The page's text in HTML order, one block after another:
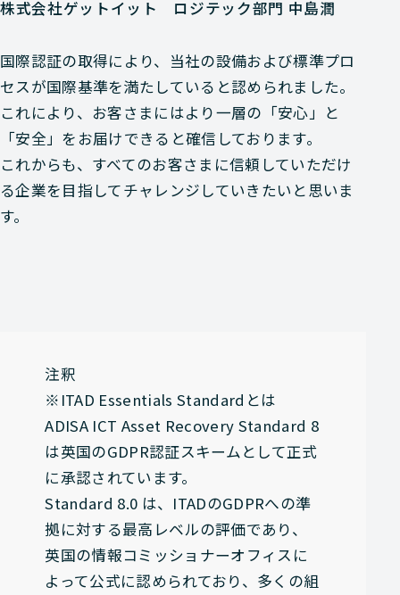
株式会社ゲットイット ロジテック部門 中島潤
国際認証の取得により、当社の設備および標準プロ
セスが国際基準を満たしていると認められました。
これにより、お客さまにはより一層の「安心」と
「安全」をお届けできると確信しております。
これからも、すべてのお客さまに信頼していただけ
る企業を目指してチャレンジしていきたいと思いま
す。
注釈
※ITAD Essentials Standardとは
ADISA ICT Asset Recovery Standard 8
は英国のGDPR認証スキームとして正式
に承認されています。
Standard 8.0 は、ITADのGDPRへの準
拠に対する最高レベルの評価であり、
英国の情報コミッショナーオフィスに
よって公式に認められており、多くの組